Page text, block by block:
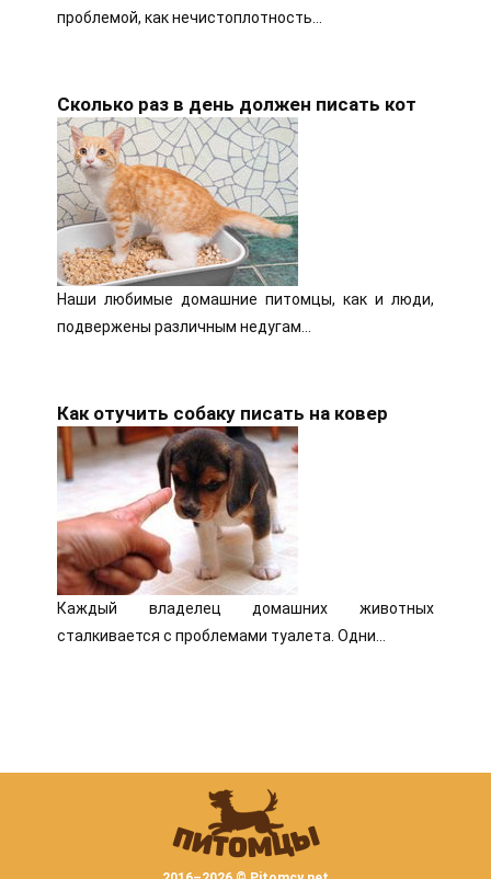
проблемой, как нечистоплотность…
Сколько раз в день должен писать кот
Наши любимые домашние питомцы, как и люди,
подвержены различным недугам…
Как отучить собаку писать на ковер
Каждый владелец домашних животных
сталкивается с проблемами туалета. Одни…